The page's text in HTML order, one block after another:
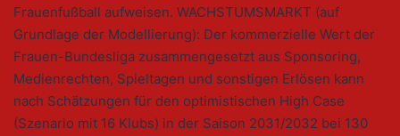
Frauenfußball aufweisen. WACHSTUMSMARKT (auf
Grundlage der Modellierung): Der kommerzielle Wert der
Frauen-Bundesliga zusammengesetzt aus Sponsoring,
Medienrechten, Spieltagen und sonstigen Erlösen kann
nach Schätzungen für den optimistischen High Case
(Szenario mit 16 Klubs) in der Saison 2031/2032 bei 130